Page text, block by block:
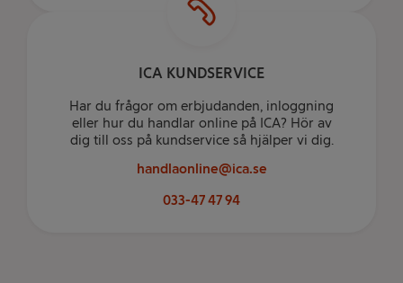
ICA KUNDSERVICE
Har du frågor om erbjudanden, inloggning
eller hur du handlar online på ICA? Hör av
dig till oss på kundservice så hjälper vi dig.
handlaonline@ica.se
033-47 47 94